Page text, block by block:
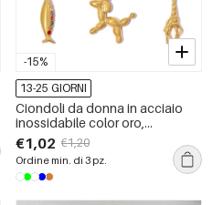
-15%
13-25 GIORNI
Ciondoli da donna in acciaio
inossidabile color oro,
impermeabili, a forma di pesce,
stile vacanziero oceanico, con
strass.
€1,02 €1,20
Ordine min. di 3 pz.